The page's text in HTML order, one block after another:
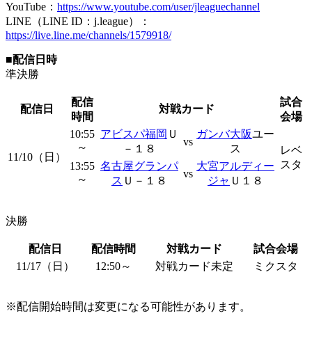
YouTube： https://www.youtube.com/user/jleaguechannel
LINE（LINE ID：j.league）：
https://live.line.me/channels/1579918/
■配信日時
準決勝
配信日
配信
時間
対戦カード
試合
会場
11/10（日）
10:55
～
アビスパ福岡 Ｕ
－１８
vs
ガンバ大阪ユー
ス
レベ
スタ
13:55
～
名古屋グランパ
ス Ｕ－１８
vs
大宮アルディー
ジャ Ｕ１８
決勝
配信日 配信時間 対戦カード
試合会場
11/17（日）
12:50～ 対戦カード未定 ミクスタ
※配信開始時間は変更になる可能性があります。